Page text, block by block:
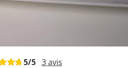
5/5 3avis